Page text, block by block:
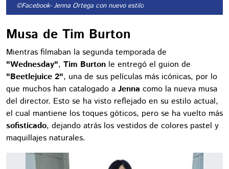
©Facebook- Jenna Ortega con nuevo estilo
Musa de Tim Burton
Mientras filmaban la segunda temporada de
"Wednesday", Tim Burton le entregó el guion de
"Beetlejuice 2", una de sus películas más icónicas, por lo
que muchos han catalogado a Jenna como la nueva musa
del director. Esto se ha visto reflejado en su estilo actual,
el cual mantiene los toques góticos, pero se ha vuelto más
sofisticado, dejando atrás los vestidos de colores pastel y
maquillajes naturales.